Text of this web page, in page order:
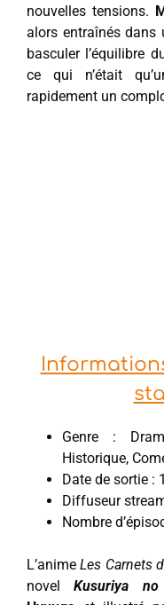
nouvelles tensions.
alors entraînés dans
basculer l’équilibre
ce qui n’était
rapidement un
Genre :
Historique,
Date de sortie :
Diffuseur
Nombre
L’animeLes Carnets
novelKusuriya